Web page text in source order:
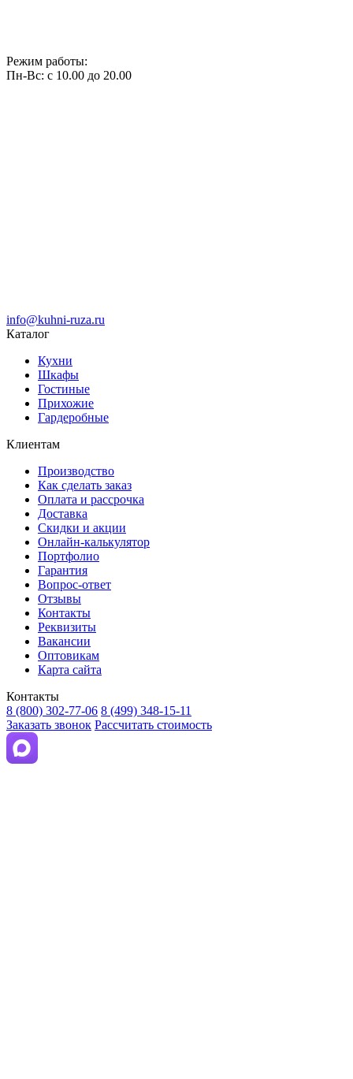
Режим работы:
Пн-Вс: с 10.00 до 20.00
info@kuhni-ruza.ru
Каталог
Кухни
Шкафы
Гостиные
Прихожие
Гардеробные
Клиентам
Производство
Как сделать заказ
Оплата и рассрочка
Доставка
Скидки и акции
Онлайн-калькулятор
Портфолио
Гарантия
Вопрос-ответ
Отзывы
Контакты
Реквизиты
Вакансии
Оптовикам
Карта сайта
Контакты
8 (800) 302-77-06 8 (499) 348-15-11
Заказать звонок Рассчитать стоимость